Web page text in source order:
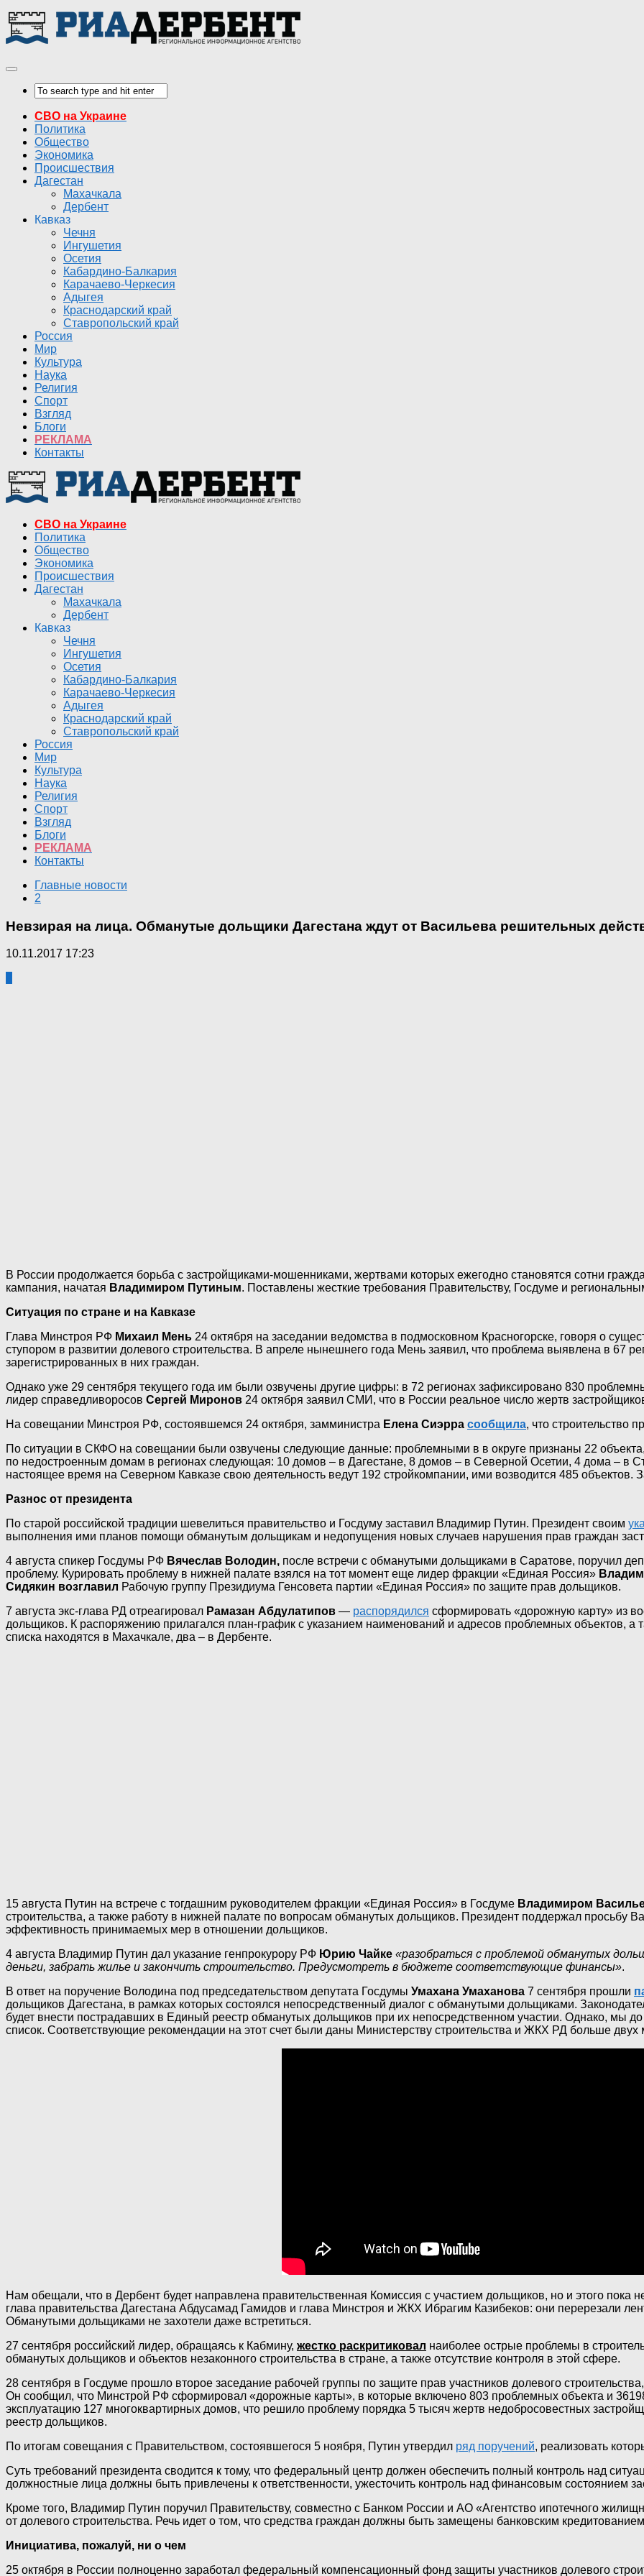
СВО на Украине
Политика
Общество
Экономика
Происшествия
Дагестан
Махачкала
Дербент
Кавказ
Чечня
Ингушетия
Осетия
Кабардино-Балкария
Карачаево-Черкесия
Адыгея
Краснодарский край
Ставропольский край
Россия
Мир
Культура
Наука
Религия
Спорт
Взгляд
Блоги
РЕКЛАМА
Контакты
СВО на Украине
Политика
Общество
Экономика
Происшествия
Дагестан
Махачкала
Дербент
Кавказ
Чечня
Ингушетия
Осетия
Кабардино-Балкария
Карачаево-Черкесия
Адыгея
Краснодарский край
Ставропольский край
Россия
Мир
Культура
Наука
Религия
Спорт
Взгляд
Блоги
РЕКЛАМА
Контакты
Главные новости
2
Невзирая на лица. Обманутые дольщики Дагестана ждут от Васильева решительных
10.11.2017 17:23
В России продолжается борьба с застройщиками-мошенниками, жертвами которых ежегодно становятся сотни
кампания, начатая Владимиром Путиным. Поставлены жесткие требования Правительству, Госдуме и
Ситуация по стране и на Кавказе
Глава Минстроя РФ Михаил Мень 24 октября на заседании ведомства в подмосковном Красногорске, говоря о
ступором в развитии долевого строительства. В апреле нынешнего года Мень заявил, что проблема выявлена в 67
зарегистрированных в них граждан.
Однако уже 29 сентября текущего года им были озвучены другие цифры: в 72 регионах зафиксировано 830
лидер справедливоросов Сергей Миронов 24 октября заявил СМИ, что в России реальное число жертв
На совещании Минстроя РФ, состоявшемся 24 октября, замминистра Елена Сиэрра сообщила, что строительство
По ситуации в СКФО на совещании были озвучены следующие данные: проблемными в в округе признаны 22
по недостроенным домам в регионах следующая: 10 домов – в Дагестане, 8 домов – в Северной Осетии, 4 дома – в
настоящее время на Северном Кавказе свою деятельность ведут 192 стройкомпании, ими возводится 485 объектов.
Разнос от президента
По старой российской традиции шевелиться правительство и Госдуму заставил Владимир Путин. Президент своим
выполнения ими планов помощи обманутым дольщикам и недопущения новых случаев нарушения прав граждан
4 августа спикер Госдумы РФ Вячеслав Володин, после встречи с обманутыми дольщиками в Саратове, поручил
проблему. Курировать проблему в нижней палате взялся на тот момент еще лидер фракции «Единая Россия»
Сидякин возглавил Рабочую группу Президиума Генсовета партии «Единая Россия» по защите прав дольщиков.
7 августа экс-глава РД отреагировал Рамазан Абдулатипов — распорядился сформировать «дорожную карту» из
дольщиков. К распоряжению прилагался план-график с указанием наименований и адресов проблемных объектов, а
списка находятся в Махачкале, два – в Дербенте.
15 августа Путин на встрече с тогдашним руководителем фракции «Единая Россия» в Госдуме Владимиром
строительства, а также работу в нижней палате по вопросам обманутых дольщиков. Президент поддержал просьбу
эффективность принимаемых мер в отношении дольщиков.
4 августа Владимир Путин дал указание генпрокурору РФ Юрию Чайке «разобраться с проблемой обманутых
деньги, забрать жилье и закончить строительство. Предусмотреть в бюджете соответствующие финансы».
В ответ на поручение Володина под председательством депутата Госдумы Умахана Умаханова 7 сентября прошли
дольщиков Дагестана, в рамках которых состоялся непосредственный диалог с обманутыми дольщиками.
будет внести пострадавших в Единый реестр обманутых дольщиков при их непосредственном участии. Однако, мы
список. Соответствующие рекомендации на этот счет были даны Министерству строительства и ЖКХ РД больше двух
Нам обещали, что в Дербент будет направлена правительственная Комиссия с участием дольщиков, но и этого пока
глава правительства Дагестана Абдусамад Гамидов и глава Минстроя и ЖКХ Ибрагим Казибеков: они перерезали
Обманутыми дольщиками не захотели даже встретиться.
27 сентября российский лидер, обращаясь к Кабмину, жестко раскритиковал наиболее острые проблемы в
обманутых дольщиков и объектов незаконного строительства в стране, а также отсутствие контроля в этой сфере.
28 сентября в Госдуме прошло второе заседание рабочей группы по защите прав участников долевого
Он сообщил, что Минстрой РФ сформировал «дорожные карты», в которые включено 803 проблемных объекта и
эксплуатацию 127 многоквартирных домов, что решило проблему порядка 5 тысяч жертв недобросовестных
реестр дольщиков.
По итогам совещания с Правительством, состоявшегося 5 ноября, Путин утвердил ряд поручений, реализовать
Суть требований президента сводится к тому, что федеральный центр должен обеспечить полный контроль над
должностные лица должны быть привлечены к ответственности, ужесточить контроль над финансовым состоянием
Кроме того, Владимир Путин поручил Правительству, совместно с Банком России и АО «Агентство ипотечного
от долевого строительства. Речь идет о том, что средства граждан должны быть замещены банковским
Инициатива, пожалуй, ни о чем
25 октября в России полноценно заработал федеральный компенсационный фонд защиты участников долевого